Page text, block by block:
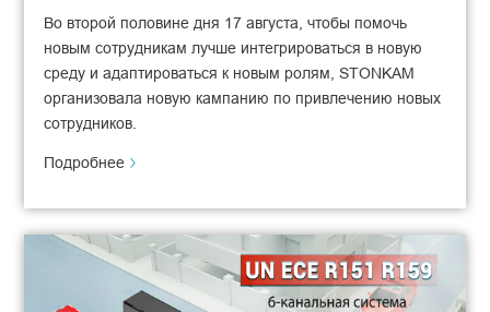
Во второй половине дня 17 августа, чтобы помочь
новым сотрудникам лучше интегрироваться в новую
среду и адаптироваться к новым ролям, STONKAM
организовала новую кампанию по привлечению новых
сотрудников.
Подробнее